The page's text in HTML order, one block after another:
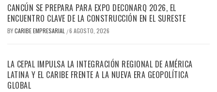
CANCÚN SE PREPARA PARA EXPO DECONARQ 2026, EL
ENCUENTRO CLAVE DE LA CONSTRUCCIÓN EN EL SURESTE
BYCARIBE EMPRESARIAL /6 AGOSTO, 2026
LA CEPAL IMPULSA LA INTEGRACIÓN REGIONAL DE AMÉRICA
LATINA Y EL CARIBE FRENTE A LA NUEVA ERA GEOPOLÍTICA
GLOBAL